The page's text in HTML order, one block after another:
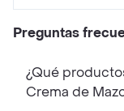
Preguntas
¿Qué
Crema de